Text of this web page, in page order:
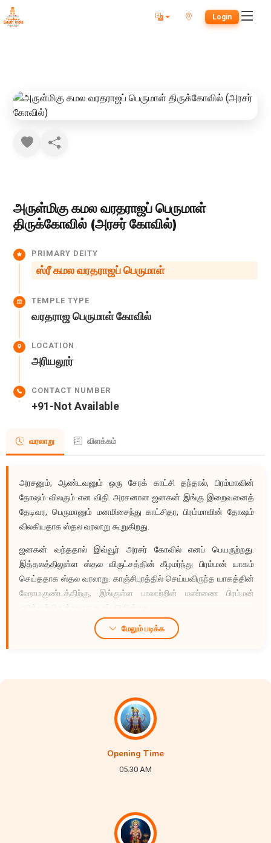
Login
அருள்மிகு கமல வரதராஜப் பெருமாள்
திருக்கோவில் (அரசர் கோவில்)
PRIMARY DEITY
ஸ்ரீ கமல வரதராஜப் பெருமாள்
TEMPLE TYPE
வரதராஜ பெருமாள் கோவில்
LOCATION
அரியலூர்
CONTACT NUMBER
+91-Not Available
வரலாறு விளக்கம்
அரசனும், ஆண்டவனும் ஒரு சேரக் காட்சி தந்தால், பிரம்மாவின்
தோஷம் விலகும் என விதி. அரசனான ஜனகன் இங்கு இறைவனைத்
தேடிவர, பெருமானும் மனமிசைந்து காட்சிதர, பிரம்மாவின் தோஷம்
விலகியதாக ஸ்தல வரலாறு கூறுகிறது.
ஜனகன் வந்ததால் இவ்வூர் அரசர் கோவில் எனப் பெயருற்றது.
இத்தலத்திலுள்ள ஸ்தல விருட்சத்தின் கீழமர்ந்து பிரம்மன் யாகம்
செய்ததாக ஸ்தல வரலாறு. காஞ்சிபுரத்தில் செய்யவிருந்த யாகத்தின்
ஹோமகுண்டத்திற்கு, இங்குள்ள பாலாற்றின் மண்ணை பிரம்மன்
எடுத்துச் சென்றதாக கூறப்படுகின்றது.
மேலும் படிக்க
Opening Time
05.30 AM